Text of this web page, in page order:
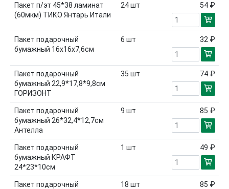
Пакет п/эт 45*38 ламинат
(60мкм) ТИКО Янтарь Итали
24шт 54 ₽
Пакет подарочный
бумажный 16x16x7,6см
6 шт 32 ₽
Пакет подарочный
бумажный 22,9*17,8*9,8см
ГОРИЗОНТ
35 шт 74 ₽
Пакет подарочный
бумажный 26*32,4*12,7см
Антелла
9 шт 85 ₽
Пакет подарочный
бумажный КРАФТ
24*23*10см
1 шт 49 ₽
Пакет подарочный
18 шт 85 ₽